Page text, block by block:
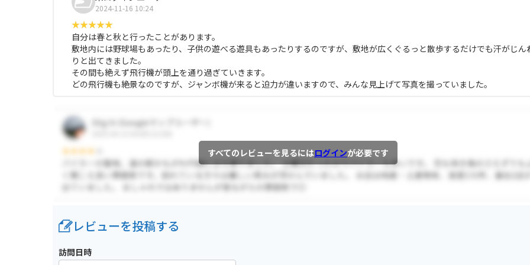
2024-11-16 10:24
自分は春と秋と行ったことがあります。
敷地内には野球場もあったり、子供の遊べる遊具もあったりするのですが、敷地が広くぐるっと散歩するだけでも汗がじん
りと出てきました。
その間も絶えず飛行機が頭上を通り過ぎていきます。
どの飛行機も絶景なのですが、ジャンボ機が来ると迫力が違いますので、みんな見上げて写真を撮っていました。
すべてのレビューを見るにはログインが必要です
レビューを投稿する
訪問日時